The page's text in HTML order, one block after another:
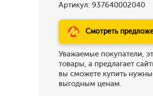
Артикул: 937640002040
Смотреть
Уважаемые покупатели,
товары, а предлагает
вы сможете купить
выгодным ценам.